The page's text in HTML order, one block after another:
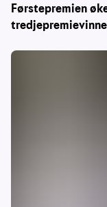
Førstepremien